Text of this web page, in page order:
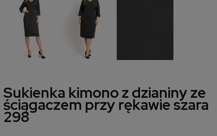
Sukienka kimono z dzianiny ze
ściągaczem przy rękawie szara
298